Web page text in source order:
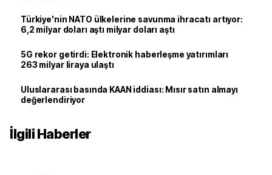
Türkiye'nin NATO ülkelerine savunma ihracatı artıyor:
6,2 milyar doları aştı milyar doları aştı
5G rekor getirdi: Elektronik haberleşme yatırımları
263 milyar liraya ulaştı
Uluslararası basında KAAN iddiası: Mısır satın almayı
değerlendiriyor
İlgili Haberler